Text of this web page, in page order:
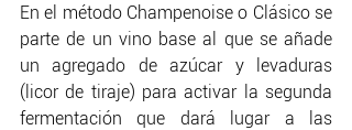
En el método Champenoise o Clásico se
parte de un vino base al que se añade
un agregado de azúcar y levaduras
(licor de tiraje) para activar la segunda
fermentación que dará lugar a las